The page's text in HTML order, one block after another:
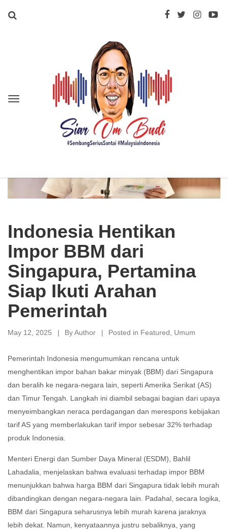
Indonesia Hentikan
Impor BBM dari
Singapura, Pertamina
Siap Ikuti Arahan
Pemerintah
May 12, 2025 ByAuthor Posted in Featured Umum
Pemerintah Indonesia mengumumkan rencana untuk
menghentikan impor bahan bakar minyak (BBM) dari Singapura
dan beralih ke negara-negara lain, seperti Amerika Serikat (AS)
dan Timur Tengah.
Langkah ini diambil sebagai bagian dari upaya
menyeimbangkan neraca perdagangan dan merespons kebijakan
tarif AS yang memberlakukan tarif impor sebesar 32% terhadap
produk Indonesia.
Menteri Energi dan Sumber Daya Mineral (ESDM), Bahlil
Lahadalia, menjelaskan bahwa evaluasi terhadap impor BBM
menunjukkan bahwa harga BBM dari Singapura tidak lebih murah
dibandingkan dengan negara-negara lain.
Padahal, secara logika,
BBM dari Singapura seharusnya lebih murah karena jaraknya
lebih dekat. Namun, kenyataannya justru sebaliknya, yang